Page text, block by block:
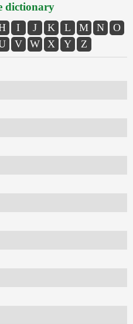
dictionary
I J K L M N
O
V W X Y Z